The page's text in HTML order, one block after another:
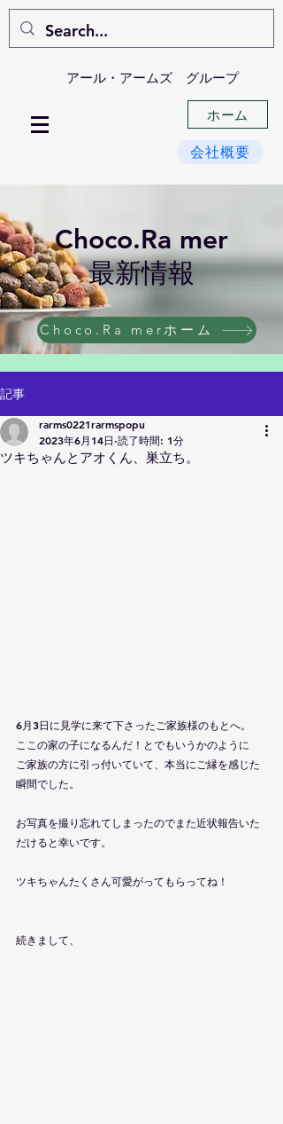
​アール・アームズ グループ
ホーム
会社概要
​Choco.Ra mer
最新情報
Choco.Ra merホーム
記事
ツキちゃんとアオくん、巣立ち。
rarms0221rarmspopu
2023年6月14日 読了時間: 1分
6月3日に見学に来て下さったご家族様のもとへ。
ここの家の子になるんだ！とでもいうかのように
ご家族の方に引っ付いていて、本当にご縁を感じた
瞬間でした。
お写真を撮り忘れてしまったのでまた近状報告いた
だけると幸いです。
ツキちゃんたくさん可愛がってもらってね！
続きまして、